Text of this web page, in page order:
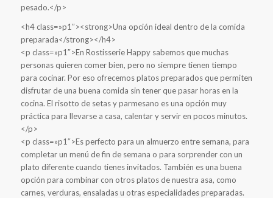
pesado.</p>
<h4 class=»p1″><strong>Una opción ideal dentro de la comida
preparada</strong></h4>
<p class=»p1″>En Rostisserie Happy sabemos que muchas
personas quieren comer bien, pero no siempre tienen tiempo
para cocinar. Por eso ofrecemos platos preparados que permiten
disfrutar de una buena comida sin tener que pasar horas en la
cocina. El risotto de setas y parmesano es una opción muy
práctica para llevarse a casa, calentar y servir en pocos minutos.
</p>
<p class=»p1″>Es perfecto para un almuerzo entre semana, para
completar un menú de fin de semana o para sorprender con un
plato diferente cuando tienes invitados. También es una buena
opción para combinar con otros platos de nuestra asa, como
carnes, verduras, ensaladas u otras especialidades preparadas.